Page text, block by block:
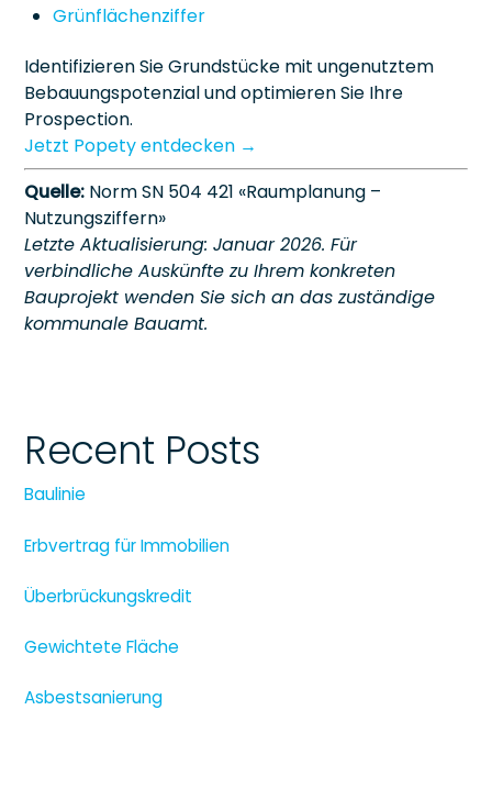
Grünflächenziffer
Identifizieren Sie Grundstücke mit ungenutztem
Bebauungspotenzial und optimieren Sie Ihre
Prospection.
Jetzt Popety entdecken →
Quelle: Norm SN 504 421 «Raumplanung –
Nutzungsziffern»
Letzte Aktualisierung: Januar 2026. Für
verbindliche Auskünfte zu Ihrem konkreten
Bauprojekt wenden Sie sich an das zuständige
kommunale Bauamt.
Recent Posts
Baulinie
Erbvertrag für Immobilien
Überbrückungskredit
Gewichtete Fläche
Asbestsanierung